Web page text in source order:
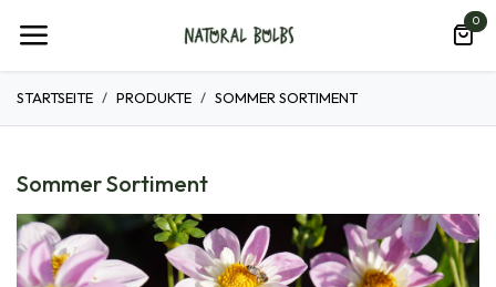
0
STARTSEITE PRODUKTE SOMMER SORTIMENT
Sommer Sortiment